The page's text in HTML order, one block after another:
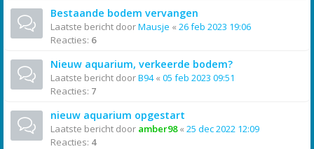
Bestaande bodem vervangen
Laatste bericht doorMausje « 26 feb 2023 19:06
Reacties: 6
Nieuw aquarium, verkeerde bodem?
Laatste bericht doorB94« 05 feb 2023 09:51
Reacties: 7
nieuw aquarium opgestart
Laatste bericht door amber98« 25 dec 2022 12:09
Reacties: 4